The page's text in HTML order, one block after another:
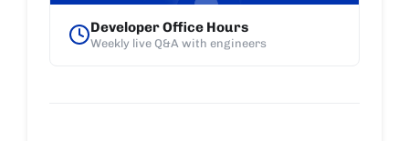
Developer Office Hours
Weekly live Q&A with engineers